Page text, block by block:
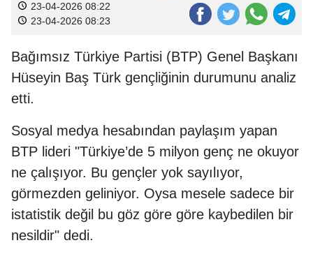
23-04-2026 08:22
23-04-2026 08:23
Bağımsız Türkiye Partisi (BTP) Genel Başkanı
Hüseyin Baş Türk gençliğinin durumunu analiz
etti.
Sosyal medya hesabından paylaşım yapan
BTP lideri "Türkiye’de 5 milyon genç ne okuyor
ne çalışıyor. Bu gençler yok sayılıyor,
görmezden geliniyor. Oysa mesele sadece bir
istatistik değil bu göz göre göre kaybedilen bir
nesildir" dedi.